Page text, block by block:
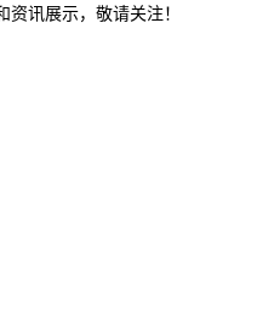
讯展示，敬请关注！